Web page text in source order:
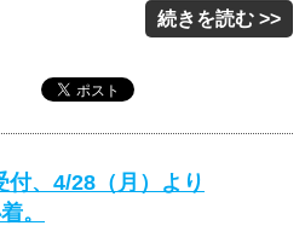
続きを読む >>
付、4/28（月）より
。